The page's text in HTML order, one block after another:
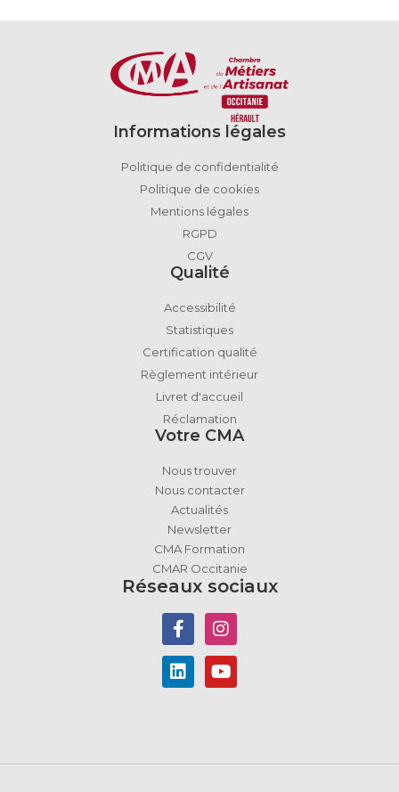
Informations légales
Politique de confidentialité
Politique de cookies
Mentions légales
RGPD
CGV
Qualité
Accessibilité
Statistiques
Certification qualité
Règlement intérieur
Livret d'accueil
Réclamation
Votre CMA
Nous trouver
Nous contacter
Actualités
Newsletter
CMA Formation
CMAR Occitanie
Réseaux sociaux